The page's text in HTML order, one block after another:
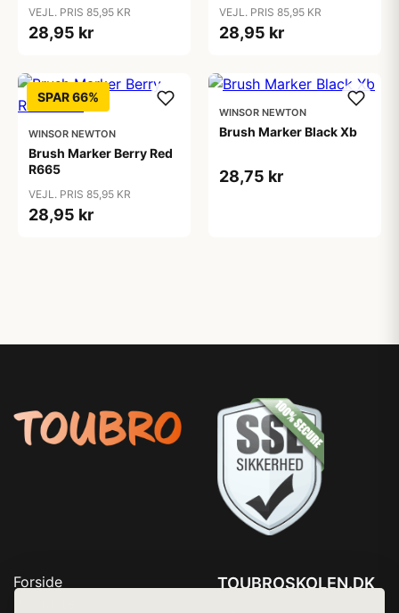
VEJL. PRIS 85,95 KR
28,95 kr
VEJL. PRIS 85,95 KR
28,95 kr
SPAR 66%
WINSOR NEWTON
Brush Marker Berry Red
R665
VEJL. PRIS 85,95 KR
28,95 kr
WINSOR NEWTON
Brush Marker Black Xb
28,75 kr
Forside
TOUBROSKOLEN.DK